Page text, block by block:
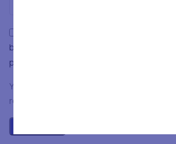
browser voor de volgende keer
plaats.
You have to be logged in to be able to
review.